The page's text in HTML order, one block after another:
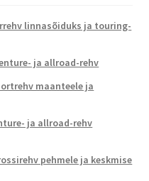
linnasõiduks ja touring-
ja allroad-rehv
maanteele ja
ja allroad-rehv
pehmele ja keskmise